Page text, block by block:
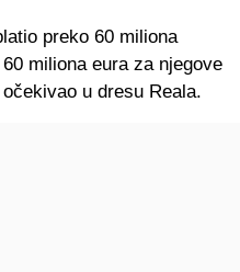
preko 60 miliona
miliona eura za njegove
u dresu Reala.